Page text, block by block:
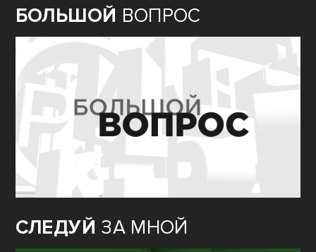
БОЛЬШОЙ ВОПРОС
СЛЕДУЙ ЗА МНОЙ